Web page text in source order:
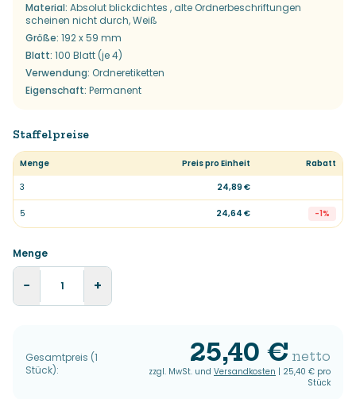
Material: Absolut blickdichtes , alte Ordnerbeschriftungen
scheinen nicht durch, Weiß
Größe: 192 x 59 mm
Blatt: 100 Blatt (je 4)
Verwendung: Ordneretiketten
Eigenschaft: Permanent
Staffelpreise
Menge Preis pro Einheit
Rabatt
3
24,89 €
5 24,64 € -1%
Menge
− +
Gesamtpreis (1
Stück):
25,40 € netto
zzgl. MwSt. und Versandkosten | 25,40 € pro
Stück